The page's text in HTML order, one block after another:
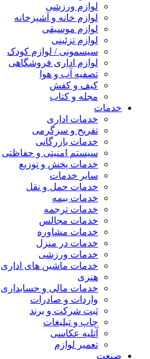
لوازم ورزشی
لوازم خانه و آشپزخانه
لوازم موسیقی
لوازم تزئینی
سیسمونی / لوازم کودک
لوازم اداری فروشگاهی
تصفیه آب و هوا
کیف و کفش
مجله و کتاب
خدمات
خدمات اداری
تفریح و سرگرمی
خدمات بازرگانی
سیستم امنیتی و حفاظتی
خدمات پخش و توزیع
سایر خدمات
خدمات حمل و نقل
خدمات بیمه
خدمات ترجمه
خدمات مجالس
خدمات مشاوره
خدمات در منزل
خدمات ورزشی
خدمات ماشین های اداری
هنری
خدمات مالی و حسابداری
واردات و صادرات
ثبت شرکت و برند
چاپ و تبلیغات
آتلیه عکاسی
تعمیر لوازم
صنعت